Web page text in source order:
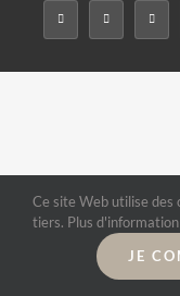
Ce site Web utilise des
tiers. Plus
JE